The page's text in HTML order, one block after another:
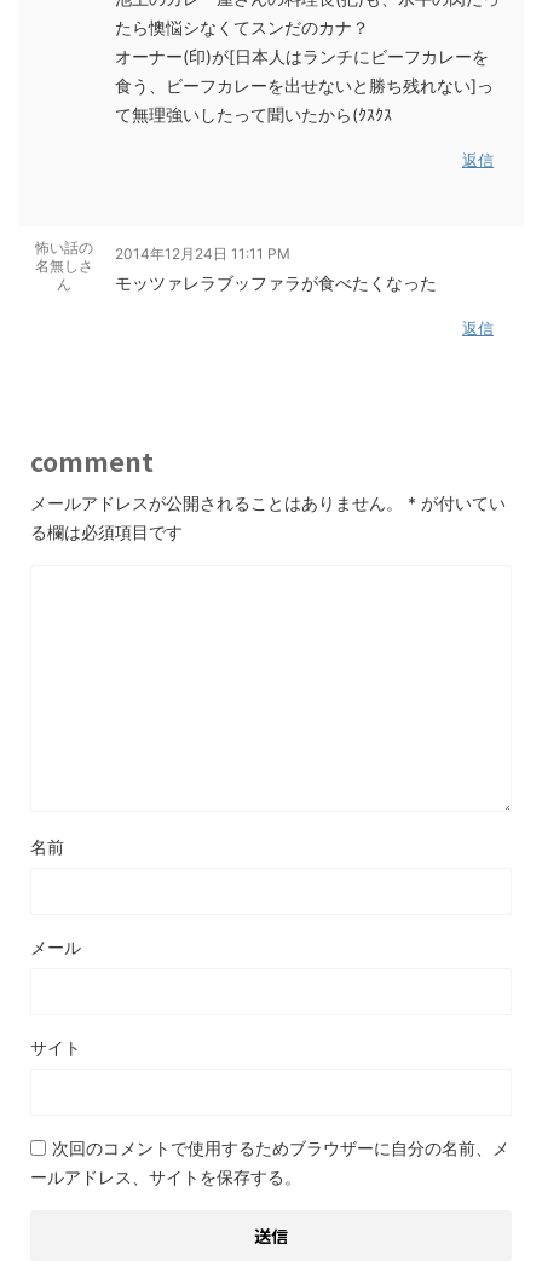
たら懊悩シなくてスンだのカナ？
オーナー(印)が[日本人はランチにビーフカレーを
食う、ビーフカレーを出せないと勝ち残れない]っ
て無理強いしたって聞いたから(ｸｽｸｽ
返信
怖い話の
名無しさ
ん
2014年12月24日 11:11 PM
モッツァレラブッファラが食べたくなった
返信
comment
メールアドレスが公開されることはありません。 * が付いてい
る欄は必須項目です
名前
メール
サイト
次回のコメントで使用するためブラウザーに自分の名前、メ
ールアドレス、サイトを保存する。